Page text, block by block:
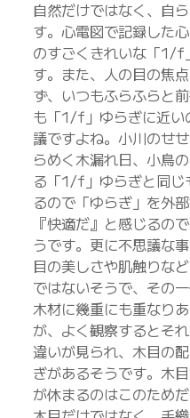
自然だけではなく、自
す。心電図で記録した
のすごくきれいな「1/f
す。また、人の目の焦
ず、いつもふらふらと
も「1/f」ゆらぎに近い
議ですよね。小川のせ
らめく木漏れ日、小鳥
る「1/f」ゆらぎと同じ
るので「ゆらぎ」を外
『快適だ』と感じるの
うです。更に不思議な
目の美しさや肌触りな
ではないそうで、その
木材に幾重にも重なり
が、よく観察するとそ
違いが見られ、木目の
ぎがあるそうです。木
が休まるのはこのためだ